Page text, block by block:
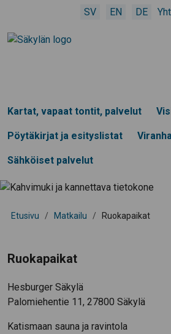
SV EN DE
Kartat, vapaat tontit, palvelut
Pöytäkirjat ja esityslistat
Sähköiset palvelut
Etusivu / Matkailu / Ruokapaikat
Ruokapaikat
Hesburger Säkylä
Palomiehentie 11, 27800 Säkylä
Katismaan sauna ja ravintola